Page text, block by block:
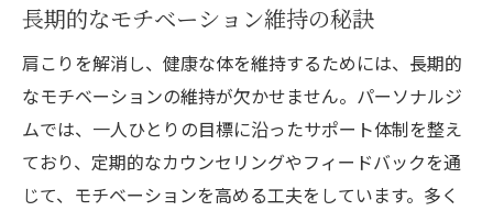
長期的なモチベーション維持の秘訣
肩こりを解消し、健康な体を維持するためには、長期的
なモチベーションの維持が欠かせません。パーソナルジ
ムでは、一人ひとりの目標に沿ったサポート体制を整え
ており、定期的なカウンセリングやフィードバックを通
じて、モチベーションを高める工夫をしています。多く